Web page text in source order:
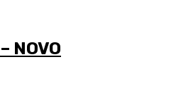
NOVO